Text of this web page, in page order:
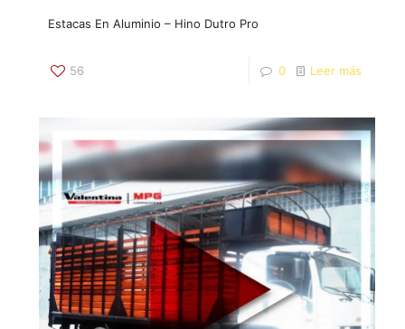
Estacas En Aluminio – Hino Dutro Pro
56 0 Leer más